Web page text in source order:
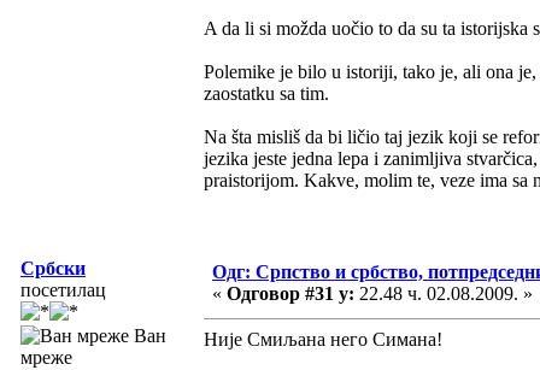
A da li si možda uočio to da su ta istorijska
Polemike je bilo u istoriji, tako je, ali ona
zaostatku sa tim.
Na šta misliš da bi ličio taj jezik koji se
jezika jeste jedna lepa i zanimljiva
praistorijom. Kakve, molim te, veze ima sa
Србски
посетилац
Ван
мреже
Одг: Српство и србство,
« Одговор #31 у: 22.48 ч. 02.08.2009. »
Није Смиљана него Симана!